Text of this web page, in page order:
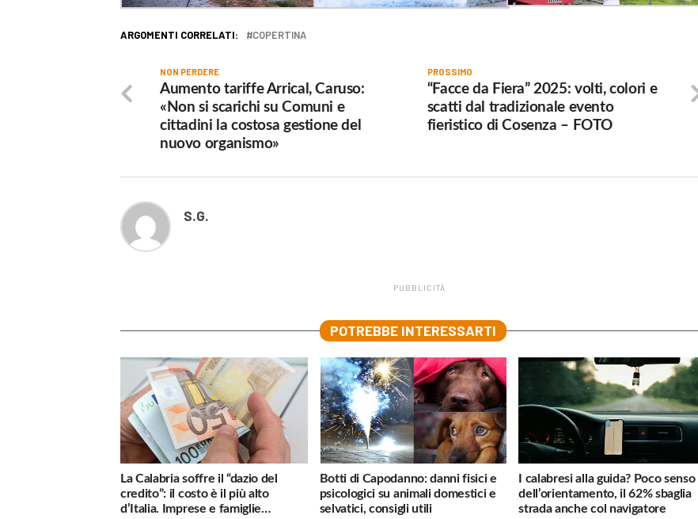
ARGOMENTI CORRELATI: COPERTINA
PROSSIMO
“Facce da Fiera” 2025: volti, colori e
scatti dal tradizionale evento
fieristico di Cosenza – FOTO
NON PERDERE
Aumento tariffe Arrical, Caruso:
«Non si scarichi su Comuni e
cittadini la costosa gestione del
nuovo organismo»
S.G.
PUBBLICITÀ
POTREBBE INTERESSARTI
La Calabria soffre il “dazio del
credito”: il costo è il più alto
d’Italia. Imprese e famiglie
Botti di Capodanno: danni fisici e
psicologici su animali domestici e
selvatici, consigli utili
I calabresi alla guida? Poco senso
dell’orientamento, il 62% sbaglia
strada anche col navigatore